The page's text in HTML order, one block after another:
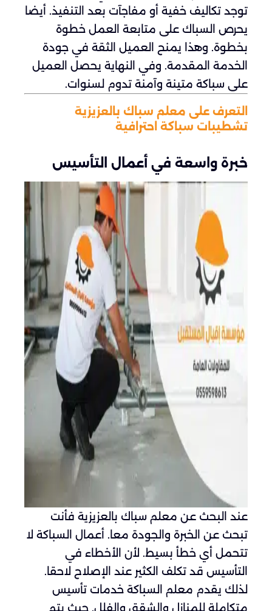
توجد تكاليف خفية أو مفاجآت بعد التنفيذ. أيضا
يحرص السباك على متابعة العمل خطوة
بخطوة. وهذا يمنح العميل الثقة في جودة
الخدمة المقدمة. وفي النهاية يحصل العميل
على سباكة متينة وآمنة تدوم لسنوات.
التعرف على معلم سباك بالعزيزية
تشطيبات سباكة احترافية
خبرة واسعة في أعمال التأسيس
عند البحث عن معلم سباك بالعزيزية فأنت
تبحث عن الخبرة والجودة معا. أعمال السباكة لا
تتحمل أي خطأ بسيط. لأن الأخطاء في
التأسيس قد تكلف الكثير عند الإصلاح لاحقا.
لذلك يقدم معلم السباكة خدمات تأسيس
متكاملة للمنازل والشقق والفلل. حيث يتم